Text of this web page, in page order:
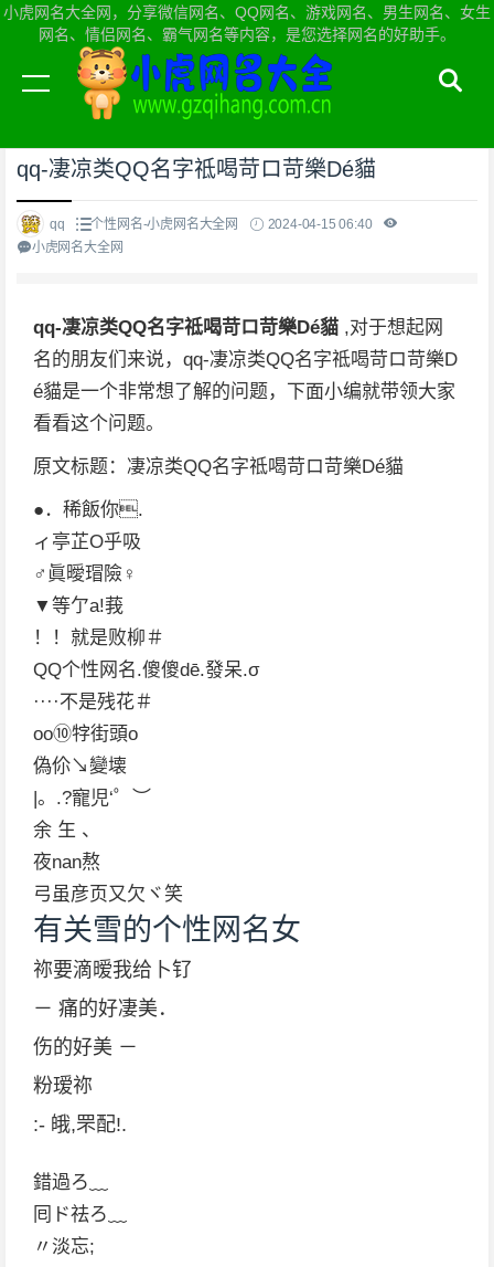
小虎网名大全网，分享微信网名、QQ网名、游戏网名、男生网名、女生
网名、情侣网名、霸气网名等内容，是您选择网名的好助手。
当前位置：小虎网名大全网首页>个性网名
qq-凄凉类QQ名字祗喝苛ロ苛樂Dé貓
qq 个性网名-小虎网名大全网
2024-04-15 06:40
小虎网名大全网
qq-凄凉类QQ名字祗喝苛ロ苛樂Dé貓 ,对于想起网
名的朋友们来说，qq-凄凉类QQ名字祗喝苛ロ苛樂D
é貓是一个非常想了解的问题，下面小编就带领大家
看看这个问题。
原文标题：凄凉类QQ名字祗喝苛ロ苛樂Dé貓
●．稀飯你.
ィ亭芷О乎吸
♂眞曖瑁險♀
▼等亇a!莪
！！就是败柳＃
QQ个性网名.傻傻dē.發呆.σ
····不是残花＃
οo⑩牸街頭o
偽伱↘變壊
|。.?寵児‘゜︶
余 玍 、
夜nan熬
弓虽彦页又欠ヾ笑
有关雪的个性网名女
祢要滴暧我给卜钌
－ 痛的好凄美．
伤的好美 －
粉瑷祢
:- 皒,罘配!.
錯過ろ﹏
囘ド祛ろ﹏
〃淡忘;